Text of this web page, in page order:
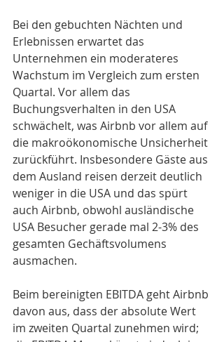
Bei den gebuchten Nächten und
Erlebnissen erwartet das
Unternehmen ein moderateres
Wachstum im Vergleich zum ersten
Quartal. Vor allem das
Buchungsverhalten in den USA
schwächelt, was Airbnb vor allem auf
die makroökonomische Unsicherheit
zurückführt. Insbesondere Gäste aus
dem Ausland reisen derzeit deutlich
weniger in die USA und das spürt
auch Airbnb, obwohl ausländische
USA Besucher gerade mal 2-3% des
gesamten Gechäftsvolumens
ausmachen.
Beim bereinigten EBITDA geht Airbnb
davon aus, dass der absolute Wert
im zweiten Quartal zunehmen wird;